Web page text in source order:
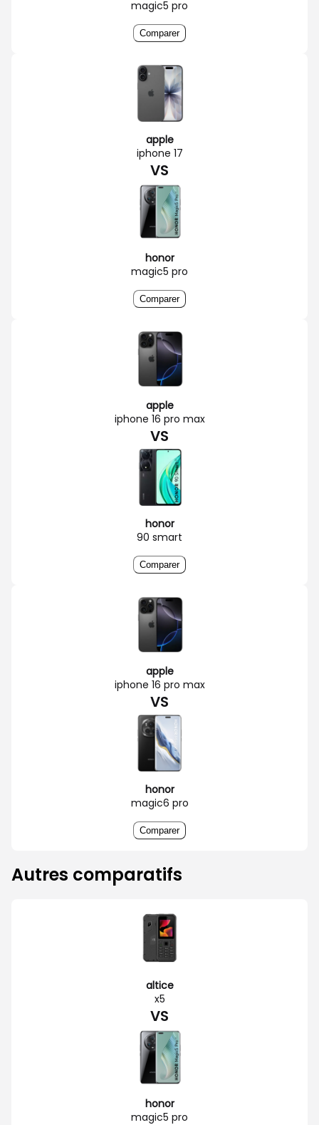
magic5 pro
Comparer
apple
iphone 17
VS
honor
magic5 pro
Comparer
apple
iphone 16 pro max
VS
honor
90 smart
Comparer
apple
iphone 16 pro max
VS
honor
magic6 pro
Comparer
Autres comparatifs
altice
x5
VS
honor
magic5 pro